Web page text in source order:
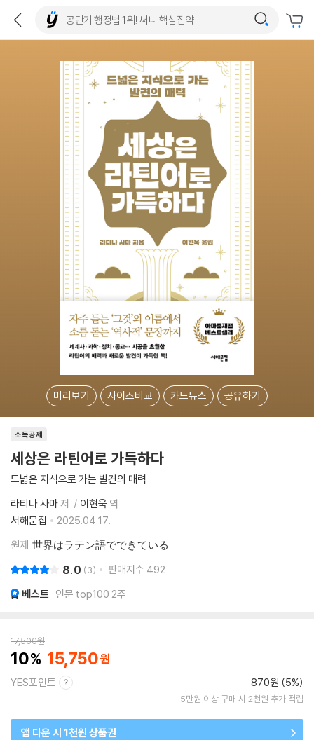
미리보기 사이즈비교 카드뉴스 공유하기
소득공제
세상은 라틴어로 가득하다
드넓은 지식으로 가는 발견의 매력
라티나 사마저 이현욱 역
서해문집
2025.04.17.
원제 世界はラテン語でできている
8.0 3 판매지수 492
베스트 인문 top100 2주
17,500원
10 15,750
YES포인트 870원 (5%)
5만원 이상 구매 시 2천원 추가 적립
앱 다운 시 1천원 상품권